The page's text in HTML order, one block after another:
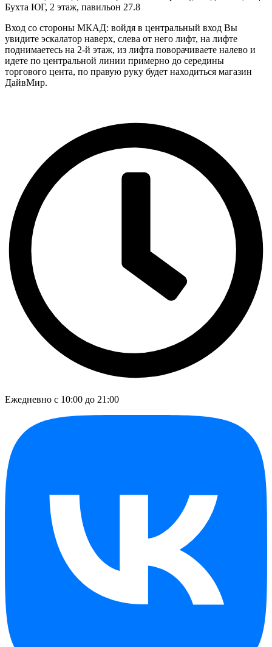
Бухта ЮГ, 2 этаж, павильон 27.8
Вход со стороны МКАД: войдя в центральный вход Вы
увидите эскалатор наверх, слева от него лифт, на лифте
поднимаетесь на 2-й этаж, из лифта поворачиваете налево и
идете по центральной линии примерно до середины
торгового цента, по правую руку будет находиться магазин
ДайвМир.
Ежедневно с 10:00 до 21:00